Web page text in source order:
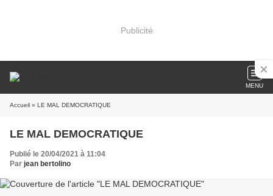
Publicité
MENU
Accueil » LE MAL DEMOCRATIQUE
LE MAL DEMOCRATIQUE
Publié le 20/04/2021 à 11:04
Par jean bertolino